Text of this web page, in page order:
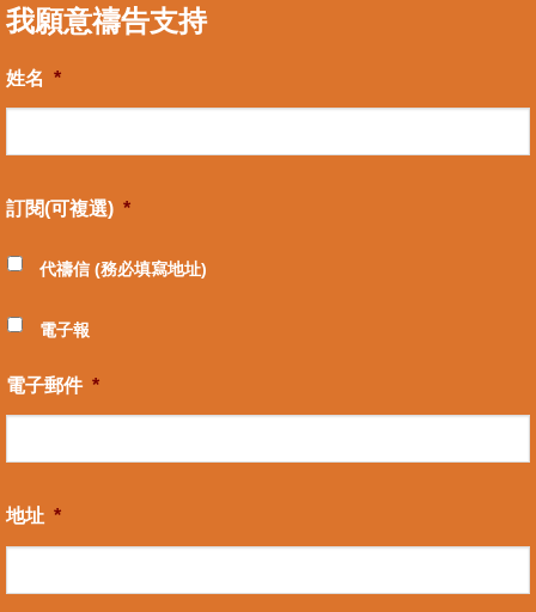
我願意禱告支持
姓名 *
訂閱(可複選) *
代禱信 (務必填寫地址)
電子報
電子郵件 *
地址 *